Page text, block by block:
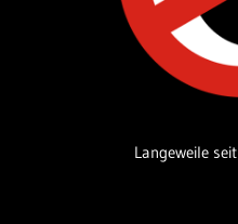
Langeweile seit